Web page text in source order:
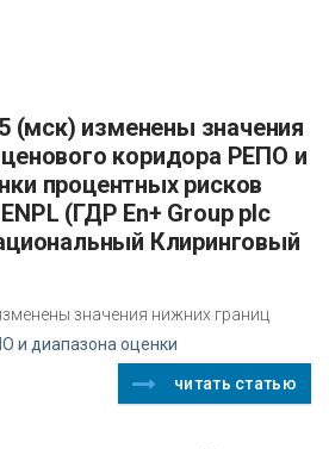
коридора РЕПО и
процентных рисков
(ГДР En+ Group plc
Клиринговый
значения нижних границ
и диапазона оценки
читать статью